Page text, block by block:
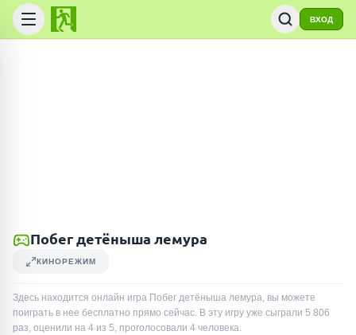
ВХОД
Побег детёныша лемура
КИНОРЕЖИМ
Здесь находится онлайн игра Побег детёныша лемура, вы можете
поиграть в нее бесплатно прямо сейчас. В эту игру уже сыграли 5 806
раз, оценили на 4 из 5, проголосовали 4 человека.